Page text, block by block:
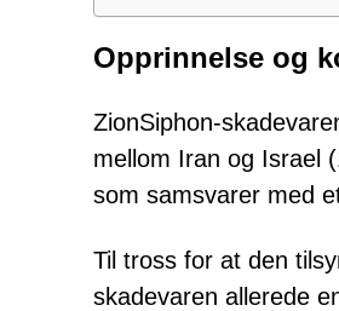
Opprinnelse og
ZionSiphon-
mellom Iran og Israel
som samsvarer med
Til tross for at den
skadevaren allerede